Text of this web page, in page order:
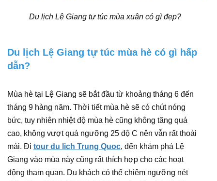
Du lịch Lệ Giang tự túc mùa xuân có gì đẹp?
Du lịch Lệ Giang tự túc mùa hè có gì hấp
dẫn?
Mùa hè tại Lệ Giang sẽ bắt đầu từ khoảng tháng 6 đến
tháng 9 hàng năm. Thời tiết mùa hè sẽ có chút nóng
bức, tuy nhiên nhiệt độ mùa hè cũng không tăng quá
cao, không vượt quá ngưỡng 25 độ C nên vẫn rất thoải
mái. Đi tour du lich Trung Quoc, đến khám phá Lệ
Giang vào mùa này cũng rất thích hợp cho các hoạt
động tham quan. Du khách có thể chiêm ngưỡng nét